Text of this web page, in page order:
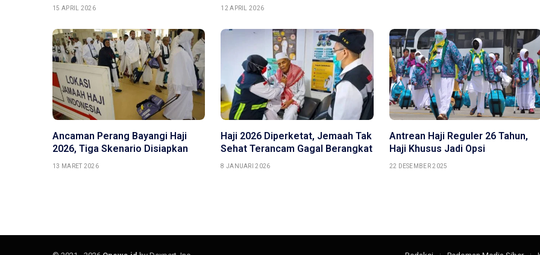
15 APRIL 2026 12 APRIL 2026
Ancaman Perang Bayangi Haji
2026, Tiga Skenario Disiapkan
13 MARET 2026
Haji 2026 Diperketat, Jemaah Tak
Sehat Terancam Gagal Berangkat
8 JANUARI 2026
Antrean Haji Reguler 26 Tahun,
Haji Khusus Jadi Opsi
22 DESEMBER 2025